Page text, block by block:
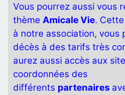
Vous pourrez aussi vous
thème Amicale Vie.
à notre association, vous
décès à des tarifs très
aurez aussi accès aux
coordonnées des
différents partenaires